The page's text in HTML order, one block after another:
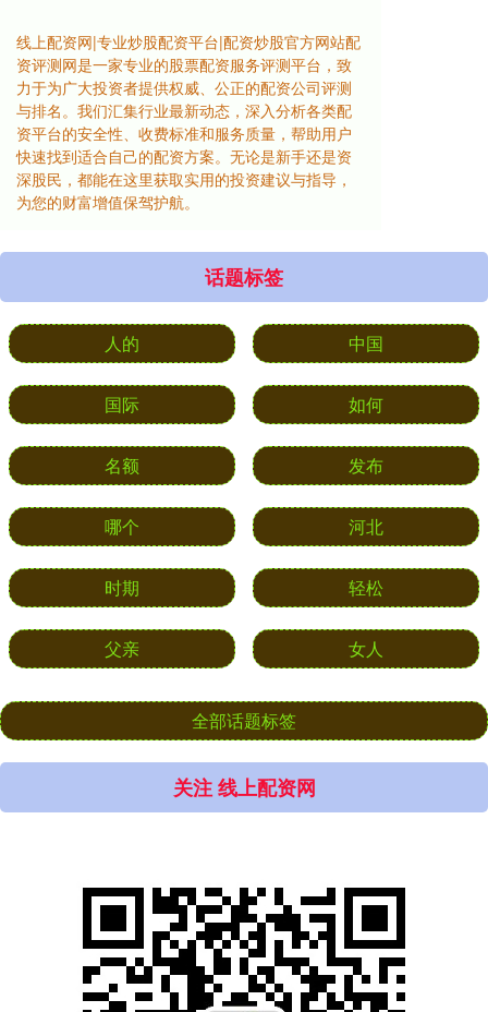
线上配资网|专业炒股配资平台|配资炒股官方网站配
资评测网是一家专业的股票配资服务评测平台，致
力于为广大投资者提供权威、公正的配资公司评测
与排名。我们汇集行业最新动态，深入分析各类配
资平台的安全性、收费标准和服务质量，帮助用户
快速找到适合自己的配资方案。无论是新手还是资
深股民，都能在这里获取实用的投资建议与指导，
为您的财富增值保驾护航。
话题标签
人的 中国
国际 如何
名额 发布
哪个 河北
时期 轻松
父亲 女人
全部话题标签
关注 线上配资网